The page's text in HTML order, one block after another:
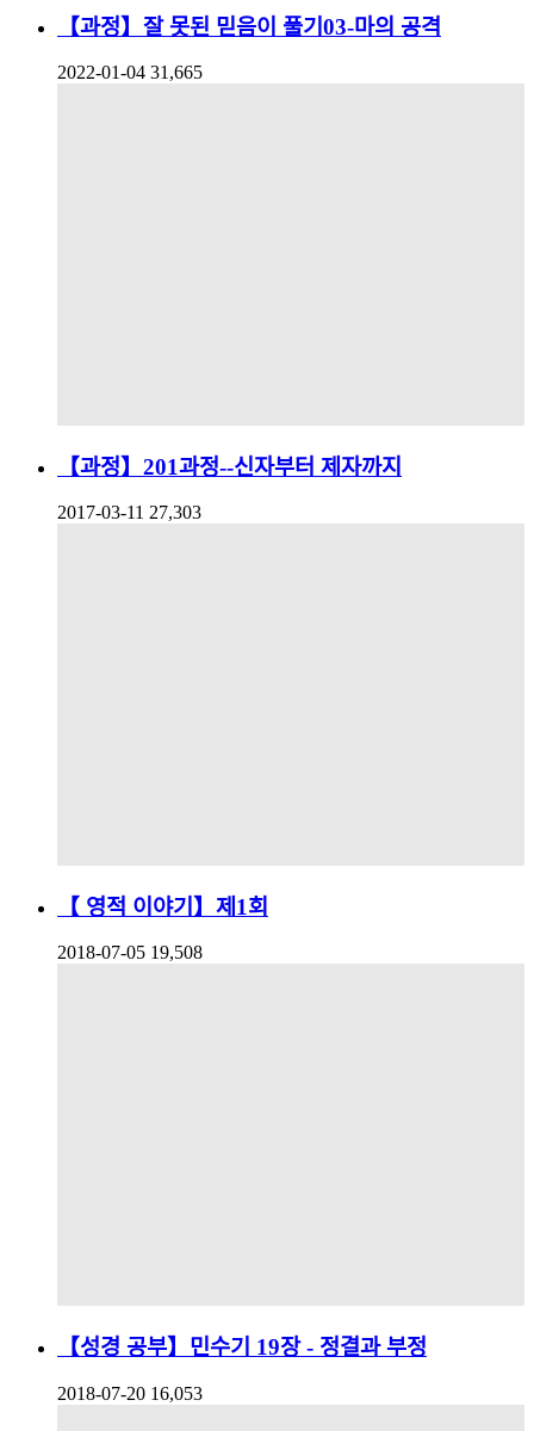
【과정】잘 못된 믿음이 풀기03-마의 공격
2022-01-04 31,665
【과정】201과정--신자부터 제자까지
2017-03-11 27,303
【 영적 이야기】제1회
2018-07-05 19,508
【성경 공부】민수기 19장 - 정결과 부정
2018-07-20 16,053